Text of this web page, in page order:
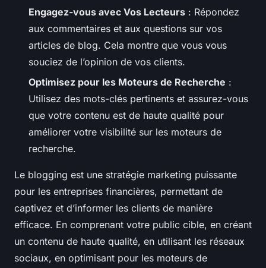
Engagez-vous avec Vos Lecteurs : Répondez
aux commentaires et aux questions sur vos
articles de blog. Cela montre que vous vous
souciez de l’opinion de vos clients.
Optimisez pour les Moteurs de Recherche :
Utilisez des mots-clés pertinents et assurez-vous
que votre contenu est de haute qualité pour
améliorer votre visibilité sur les moteurs de
recherche.
Le blogging est une stratégie marketing puissante
pour les entreprises financières, permettant de
captivez et d’informer les clients de manière
efficace. En comprenant votre public cible, en créant
un contenu de haute qualité, en utilisant les réseaux
sociaux, en optimisant pour les moteurs de